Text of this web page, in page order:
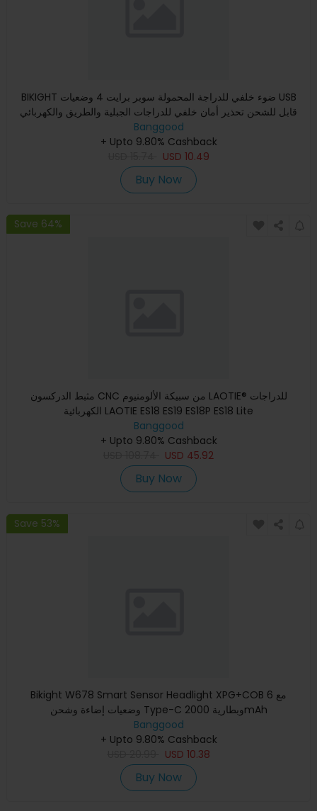
BIKIGHT ضوء خلفي للدراجة المحمولة سوبر برايت 4 وضعيات USB
قابل للشحن تحذير أمان خلفي للدراجات الجبلية والطريق والكهربائي
Banggood
+ Upto 9.80% Cashback
USD 10.49
Buy Now
Save 64%
مثبط الدركسون CNC من سبيكة الألومنيوم LAOTIE® للدراجات
الكهربائية LAOTIE ES18 ES19 ES18P ES18 Lite
Banggood
+ Upto 9.80% Cashback
USD 45.92
Buy Now
Save 53%
Bikight W678 Smart Sensor Headlight XPG+COB مع 6
وضعيات إضاءة وشحن Type-C وبطارية 2000mAh
Banggood
+ Upto 9.80% Cashback
USD 10.38
Buy Now